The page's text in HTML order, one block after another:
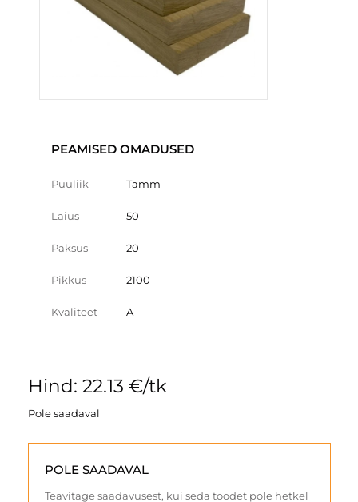
PEAMISED OMADUSED
Puuliik Tamm
Laius 50
Paksus 20
Pikkus 2100
Kvaliteet A
Hind: 22.13 €/tk
Pole saadaval
POLE SAADAVAL
Teavitage saadavusest, kui seda toodet pole hetkel